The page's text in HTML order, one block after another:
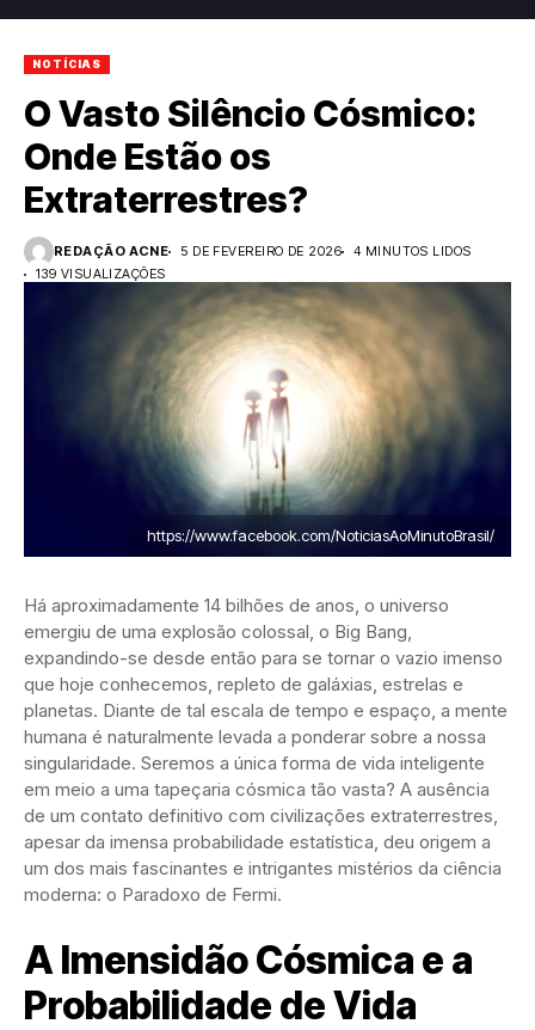
NOTÍCIAS
O Vasto Silêncio Cósmico:
Onde Estão os
Extraterrestres?
REDAÇÃO ACNE 5 DE FEVEREIRO DE 2026
4 MINUTOS LIDOS
139 VISUALIZAÇÕES
https://www.facebook.com/NoticiasAoMinutoBrasil/
Há aproximadamente 14 bilhões de anos, o universo
emergiu de uma explosão colossal, o Big Bang,
expandindo-se desde então para se tornar o vazio imenso
que hoje conhecemos, repleto de galáxias, estrelas e
planetas. Diante de tal escala de tempo e espaço, a mente
humana é naturalmente levada a ponderar sobre a nossa
singularidade. Seremos a única forma de vida inteligente
em meio a uma tapeçaria cósmica tão vasta? A ausência
de um contato definitivo com civilizações extraterrestres,
apesar da imensa probabilidade estatística, deu origem a
um dos mais fascinantes e intrigantes mistérios da ciência
moderna: o Paradoxo de Fermi.
A Imensidão Cósmica e a
Probabilidade de Vida